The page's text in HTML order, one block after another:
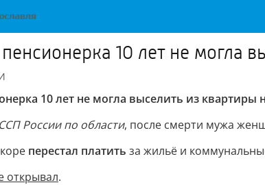
10 лет не могла
10 лет не могла выселить из
России по области, после смерти мужа
перестал платить за жильё и
открывал.